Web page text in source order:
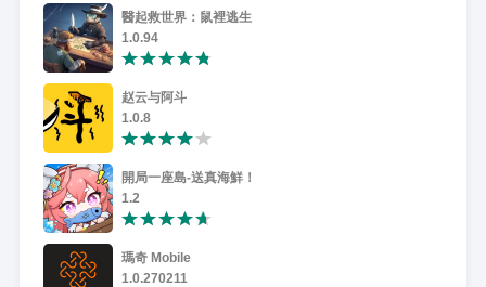
醫起救世界：鼠裡逃生
1.0.94
赵云与阿斗
1.0.8
開局一座島-送真海鮮！
1.2
瑪奇 Mobile
1.0.270211